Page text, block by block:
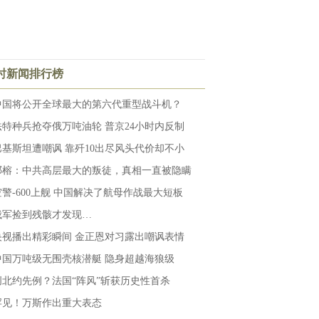
新闻排行榜
国将公开全球最大的第六代重型战斗机？
特种兵抢夺俄万吨油轮 普京24小时内反制
基斯坦遭嘲讽 靠歼10出尽风头代价却不小
榕：中共高层最大的叛徒，真相一直被隐瞒
警-600上舰 中国解决了航母作战最大短板
军捡到残骸才发现…
视播出精彩瞬间 金正恩对习露出嘲讽表情
国万吨级无围壳核潜艇 隐身超越海狼级
北约先例？法国“阵风”斩获历史性首杀
见！万斯作出重大表态